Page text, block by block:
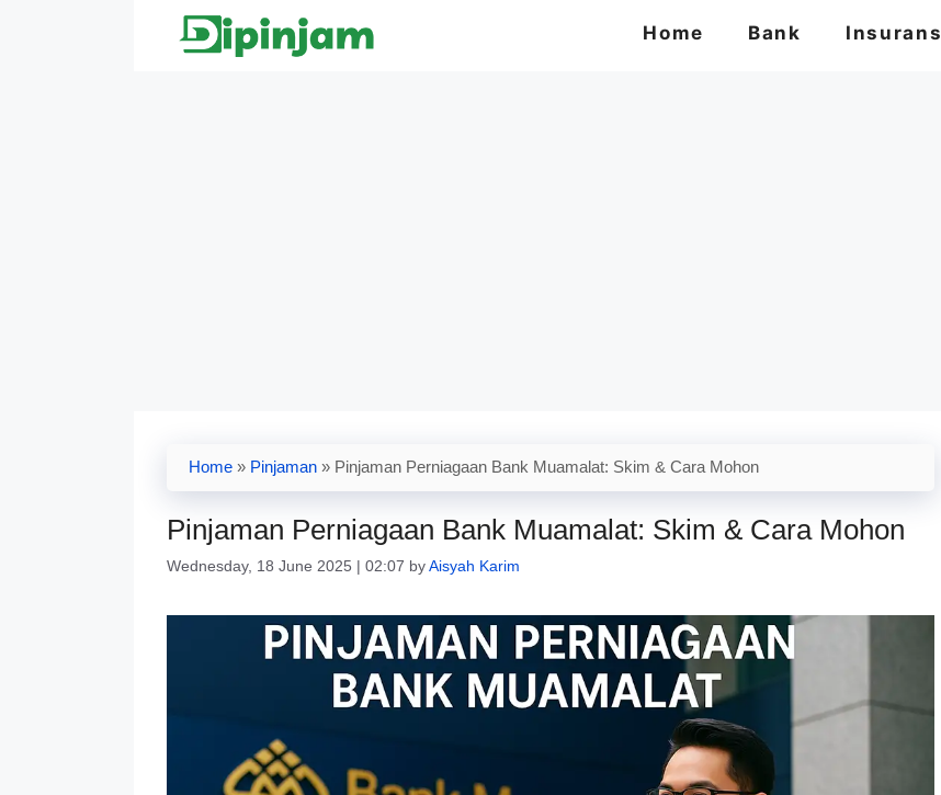
Home Bank Insurans
Home » Pinjaman » Pinjaman Perniagaan Bank Muamalat: Skim & Cara Mohon
Pinjaman Perniagaan Bank Muamalat: Skim & Cara Mohon
Wednesday, 18 June 2025 | 02:07 byAisyah Karim